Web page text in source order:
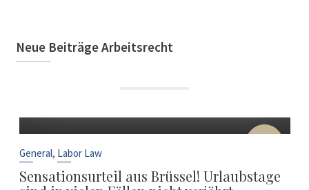
Neue Beiträge Arbeitsrecht
22
General, Labor Law
Sensationsurteil aus Brüssel! Urlaubstage